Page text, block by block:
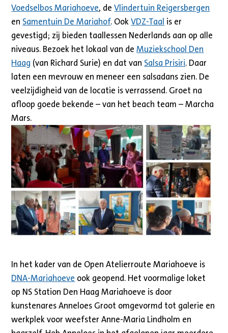
Voedselbos Mariahoeve, deVlindertuin Reigersbergen
en Samentuin De Mariahof. OokVDZ-Taal is er
gevestigd; zij bieden taallessen Nederlands aan op alle
niveaus. Bezoek het lokaal van deMuziekschool Den
Haag (van Richard Surie) en dat van Salsa Prisiri. Daar
laten een mevrouw en meneer een salsadans zien. De
veelzijdigheid van de locatie is verrassend. Groet na
afloop goede bekende – van het beach team – Marcha
Mars.
In het kader van de Open Atelierroute Mariahoeve is
DNA-Mariahoeve ook geopend. Het voormalige loket
op NS Station Den Haag Mariahoeve is door
kunstenares Anneloes Groot omgevormd tot galerie en
werkplek voor weefster Anne-Maria Lindholm en